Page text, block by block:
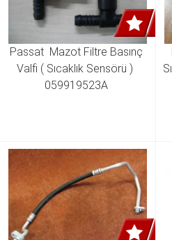
Passat  Mazot Filtre Basınç
Valfi ( Sıcaklık Sensörü )
059919523A